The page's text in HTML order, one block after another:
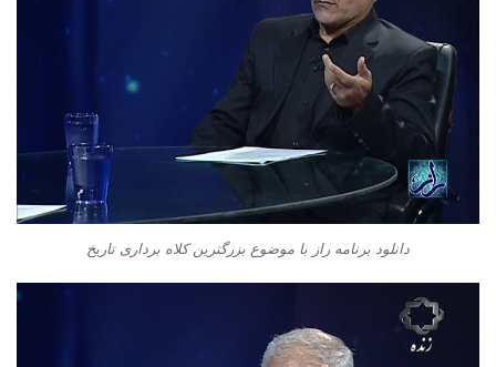
دانلود برنامه راز با موضوع بزرگترین کلاه برداری تاریخ